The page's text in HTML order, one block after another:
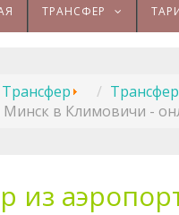
ТРАНСФЕР
Трансфер
в Климовичи -
из